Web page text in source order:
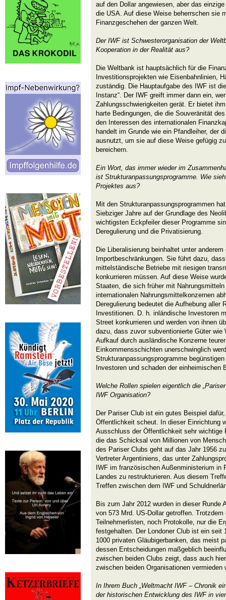
auf den Dollar angewiesen, aber das
die USA. Auf diese Weise beherrschen sie
Finanzgeschehen der ganzen Welt.
Der IWF ist Schwesterorganisation der
Kooperation in der Realität aus?
Die Weltbank ist hauptsächlich für die
Investitionsprojekten wie Eisenbahnlinien,
zuständig. Die Hauptaufgabe des IWF ist
Instanz“. Der IWF greift immer dann ein,
Zahlungsschwierigkeiten gerät. Er bietet
harte Bedingungen, die die Souveränität
den Interessen des internationalen
handelt im Grunde wie ein Pfandleiher, der
ausnutzt, um sie auf diese Weise gefügig
bereichern.
Ein Wort, das immer wieder im
ist Strukturanpassungsprogramme. Wie
Projektes aus?
Mit den Strukturanpassungsprogrammen
Siebziger Jahre auf der Grundlage des
wichtigsten Eckpfeiler dieser Programme
Deregulierung und die Privatisierung.
Die Liberalisierung beinhaltet unter
Importbeschränkungen. Sie führt dazu,
mittelständische Betriebe mit riesigen
konkurrieren müssen. Auf diese Weise
Staaten, die sich früher mit
internationalen Nahrungsmittelkonzernen
Deregulierung bedeutet die Aufhebung aller
Investitionen. D. h. inländische Investoren
Street konkurrieren und werden von ihnen
dazu, dass zuvor subventionierte Güter wie
Aufkauf durch ausländische Konzerne
Einkommensschichten unerschwinglich
Strukturanpassungsprogramme
Investoren und schaden der einheimischen
Welche Rollen spielen eigentlich die
IWF Organisation?
Der Pariser Club ist ein gutes Beispiel
Öffentlichkeit scheut. In dieser Einrichtung
Ausschluss der Öffentlichkeit sehr wichtige
die das Schicksal von Millionen von
des Pariser Clubs geht auf das Jahr 1956
Vertreter Argentiniens, das unter
IWF im französischen Außenministerium in
Landes zu restrukturieren. Aus diesem
Treffen zwischen dem IWF und
Bis zum Jahr 2012 wurden in dieser Runde
von 573 Mrd. US-Dollar getroffen.
Teilnehmerlisten, noch Protokolle, nur die
festgehalten. Der Londoner Club ist ein seit
1000 privaten Gläubigerbanken, das meist
dessen Entscheidungen maßgeblich
zwischen beiden Clubs zeigt, dass auch
zwischen beiden Organisationen vermieden
In Ihrem Buch „Weltmacht IWF – Chronik
der historischen Entwicklung des IWF in